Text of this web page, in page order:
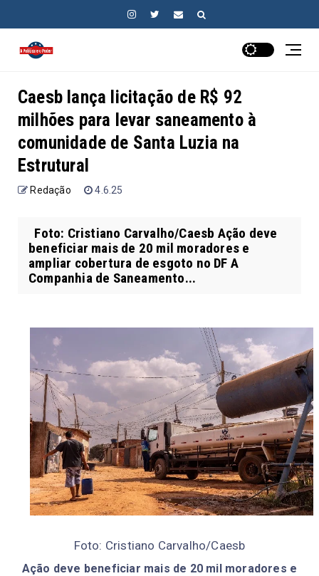
Caesb lança licitação de R$ 92
milhões para levar saneamento à
comunidade de Santa Luzia na
Estrutural
Redação 4.6.25
Foto: Cristiano Carvalho/Caesb Ação deve
beneficiar mais de 20 mil moradores e
ampliar cobertura de esgoto no DF A
Companhia de Saneamento...
Foto: Cristiano Carvalho/Caesb
Ação deve beneficiar mais de 20 mil moradores e